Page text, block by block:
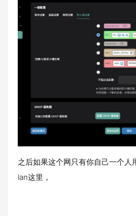
之后如果这个网只有你自己一个人
lan这里，